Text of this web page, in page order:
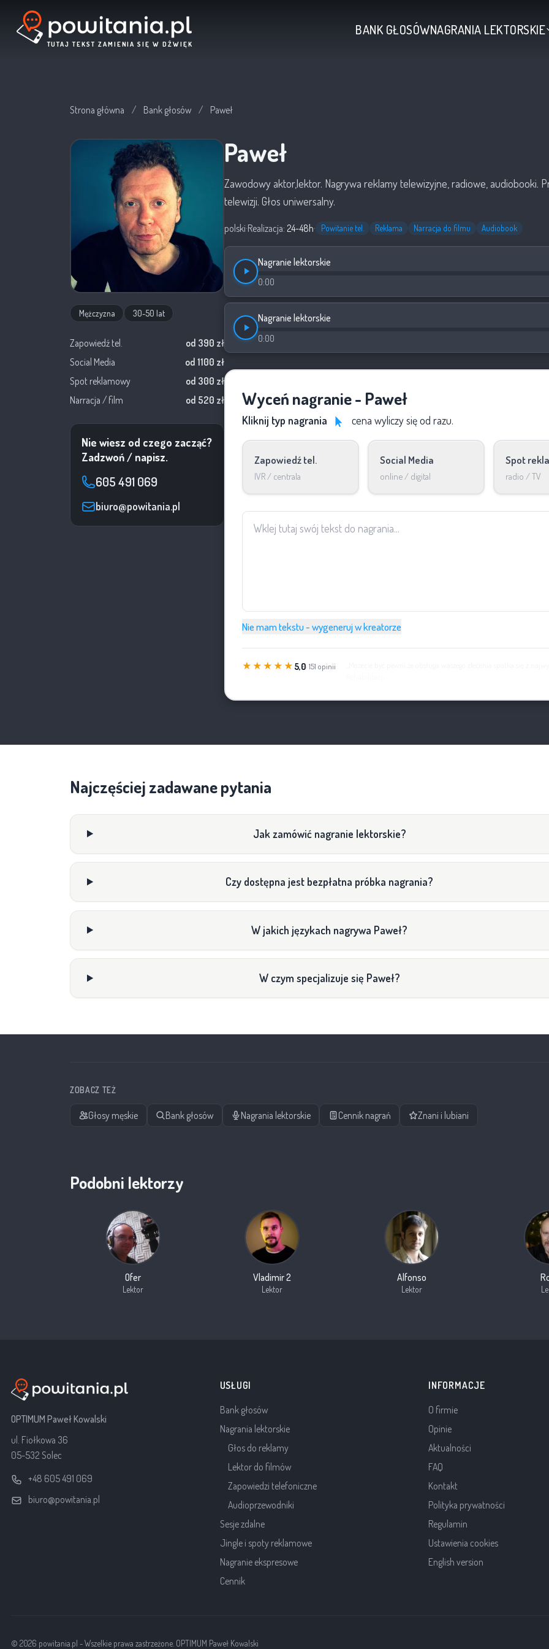
TUTAJ TEKST ZAMIENIA SIĘ W DŹWIĘK
BANK GŁOSÓWNAGRANIA LEKTORSKIE
Strona główna / Bank głosów / Paweł
Mężczyzna 30-50 lat
Zapowiedź tel.
od 390 zł
Social Media
od 1100 zł
Spot reklamowy
od 300 zł
Narracja / film
od 520 zł
Nie wiesz od czego zacząć?
Zadzwoń / napisz.
605 491 069
biuro@powitania.pl
Paweł
Zawodowy aktor,lektor. Nagrywa reklamy telewizyjne, radiowe, audiobooki.
telewizji. Głos uniwersalny.
polski·Realizacja: 24-48h· Powitanie tel. Reklama Narracja do filmu Audiobook
Nagranie lektorskie
0:00
Nagranie lektorskie
0:00
Wyceń nagranie - Paweł
Kliknij typ nagrania cena wyliczy się od razu.
Zapowiedź tel.
IVR / centrala
Social Media
online / digital
Spot
radio / TV
Nie mam tekstu - wygeneruj w kreatorze
★★★★★ 5,0· 151 opinii„Bardzo szybka realizacja zamówienia. Pełen profesjonalizm!”
Najczęściej zadawane pytania
Podobni lektorzy
Ofer
Lektor
Vladimir 2
Lektor
Alfonso
Lektor
05-532 Solec
Nagrania lektorskie
Głos do reklamy
Lektor do filmów
Audioprzewodniki
Sesje zdalne
Jingle i spoty reklamowe
Nagranie ekspresowe
Cennik
Aktualności
Kontakt
Regulamin
Ustawienia cookies